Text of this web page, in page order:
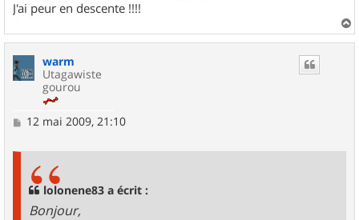
J'ai peur en descente !!!!
a
warm
Utagawiste
gourou
M12 mai 2009, 21:10
lolonene83 a écrit :
Bonjour,